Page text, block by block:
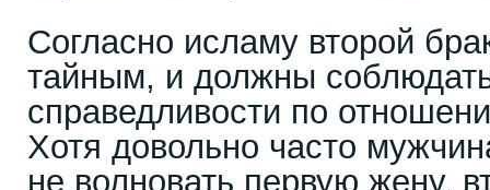
Согласно исламу второй
тайным, и должны
справедливости по
Хотя довольно часто
не волновать первую жену,